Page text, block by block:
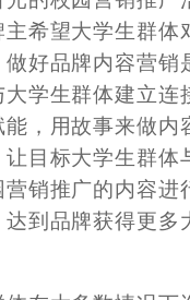
希望大学生群体
好品牌内容营销
学生群体建立连
，用故事来做内
目标大学生群体
销推广的内容进
到品牌获得更多